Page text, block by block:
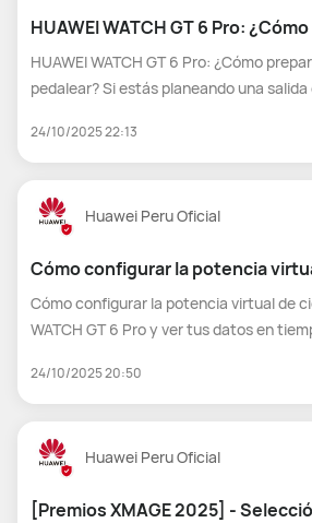
HUAWEI WATCH GT 6 Pro:
salir a pedalear?
HUAWEI WATCH GT 6 Pro: ¿Cómo
pedalear? Si estás planeando una salida en bicicleta, tu
medir tu rendimiento y conectarte con
para mejorar tu experienci
24/10/2025 22:13
Huawei Peru Oficial
Cómo configurar la potencia
tu HUAWEI WATCH GT 6 Pro y
Cómo configurar la potencia virtual de
WATCH GT 6 Pro y ver tus datos en tiempo real La
medir la potencia estimada que generas
datos como t
24/10/2025 20:50
Huawei Peru Oficial
[Premios XMAGE 2025] -